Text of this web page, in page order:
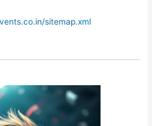
sitemap.xml